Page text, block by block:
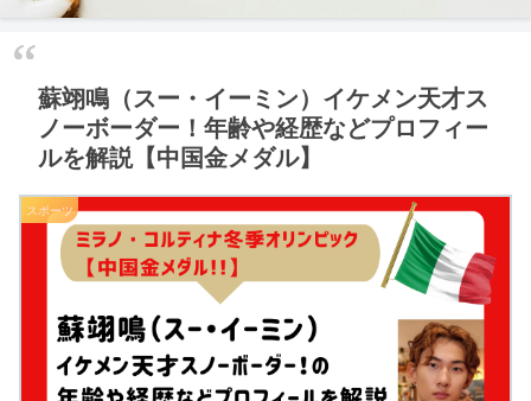
蘇翊鳴（スー・イーミン）イケメン天才ス
ノーボーダー！年齢や経歴などプロフィー
ルを解説【中国金メダル】
スポーツ